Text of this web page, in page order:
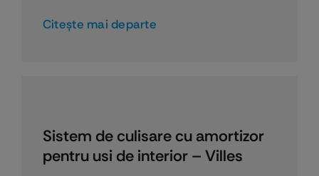
Citeşte mai departe
Sistem de culisare cu amortizor
pentru usi de interior – Villes